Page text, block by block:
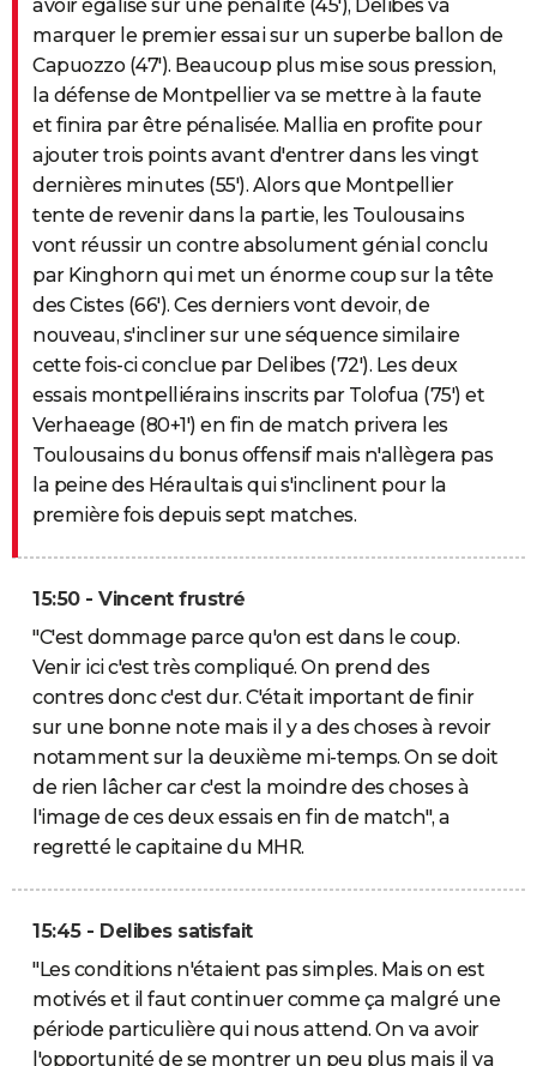
avoir égalisé sur une pénalité (45'), Delibes va
marquer le premier essai sur un superbe ballon de
Capuozzo (47'). Beaucoup plus mise sous pression,
la défense de Montpellier va se mettre à la faute
et finira par être pénalisée. Mallia en profite pour
ajouter trois points avant d'entrer dans les vingt
dernières minutes (55'). Alors que Montpellier
tente de revenir dans la partie, les Toulousains
vont réussir un contre absolument génial conclu
par Kinghorn qui met un énorme coup sur la tête
des Cistes (66'). Ces derniers vont devoir, de
nouveau, s'incliner sur une séquence similaire
cette fois-ci conclue par Delibes (72'). Les deux
essais montpelliérains inscrits par Tolofua (75') et
Verhaeage (80+1') en fin de match privera les
Toulousains du bonus offensif mais n'allègera pas
la peine des Héraultais qui s'inclinent pour la
première fois depuis sept matches.
15:50 - Vincent frustré
"C'est dommage parce qu'on est dans le coup.
Venir ici c'est très compliqué. On prend des
contres donc c'est dur. C'était important de finir
sur une bonne note mais il y a des choses à revoir
notamment sur la deuxième mi-temps. On se doit
de rien lâcher car c'est la moindre des choses à
l'image de ces deux essais en fin de match", a
regretté le capitaine du MHR.
15:45 - Delibes satisfait
"Les conditions n'étaient pas simples. Mais on est
motivés et il faut continuer comme ça malgré une
période particulière qui nous attend. On va avoir
l'opportunité de se montrer un peu plus mais il va